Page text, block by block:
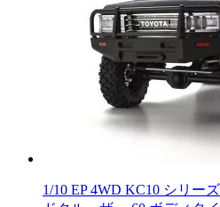
1/10 EP 4WD KC10 シリー